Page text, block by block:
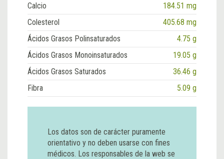
Calcio
184.51 mg
Colesterol
405.68 mg
Ácidos Grasos Polinsaturados
4.75 g
Ácidos Grasos Monoinsaturados
19.05 g
Ácidos Grasos Saturados
36.46 g
Fibra
5.09 g
Los datos son de carácter puramente
orientativo y no deben usarse con fines
médicos. Los responsables de la web se